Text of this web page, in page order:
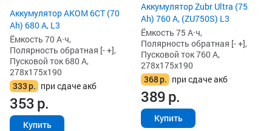
Аккумулятор AKOM 6СТ (70
Ah) 680 А, L3
Ёмкость 70 А·ч,
Полярность обратная [- +],
Пусковой ток 680 А,
278x175x190
333р. при сдаче акб
353р.
Купить
Аккумулятор Zubr Ultra (75
Ah) 760 А, (ZU750S) L3
Ёмкость 75 А·ч,
Полярность обратная [- +],
Пусковой ток 760 А,
278x175x190
368р. при сдаче акб
389р.
Купить